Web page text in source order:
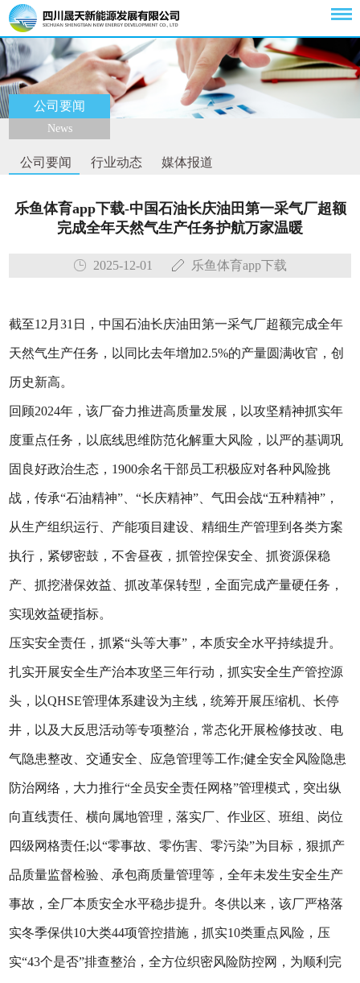
公司要闻
News
公司要闻 行业动态 媒体报道
乐鱼体育app下载-中国石油长庆油田第一采气厂超额
完成全年天然气生产任务护航万家温暖
2025-12-01 乐鱼体育app下载
截至12月31日，中国石油长庆油田第一采气厂超额完成全年
天然气生产任务，以同比去年增加2.5%的产量圆满收官，创
历史新高。
回顾2024年，该厂奋力推进高质量发展，以攻坚精神抓实年
度重点任务，以底线思维防范化解重大风险，以严的基调巩
固良好政治生态，1900余名干部员工积极应对各种风险挑
战，传承“石油精神”、“长庆精神”、气田会战“五种精神”，
从生产组织运行、产能项目建设、精细生产管理到各类方案
执行，紧锣密鼓，不舍昼夜，抓管控保安全、抓资源保稳
产、抓挖潜保效益、抓改革保转型，全面完成产量硬任务，
实现效益硬指标。
压实安全责任，抓紧“头等大事”，本质安全水平持续提升。
扎实开展安全生产治本攻坚三年行动，抓实安全生产管控源
头，以QHSE管理体系建设为主线，统筹开展压缩机、长停
井，以及大反思活动等专项整治，常态化开展检修技改、电
气隐患整改、交通安全、应急管理等工作;健全安全风险隐患
防治网络，大力推行“全员安全责任网格”管理模式，突出纵
向直线责任、横向属地管理，落实厂、作业区、班组、岗位
四级网格责任;以“零事故、零伤害、零污染”为目标，狠抓产
品质量监督检验、承包商质量管理等，全年未发生安全生产
事故，全厂本质安全水平稳步提升。冬供以来，该厂严格落
实冬季保供10大类44项管控措施，抓实10类重点风险，压
实“43个是否”排查整治，全方位织密风险防控网，为顺利完